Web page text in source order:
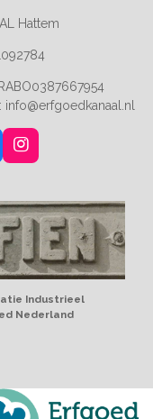
Hattem
info@erfgoedkanaal.nl
I
n
t
a
g
a
m
Industrieel
Nederland